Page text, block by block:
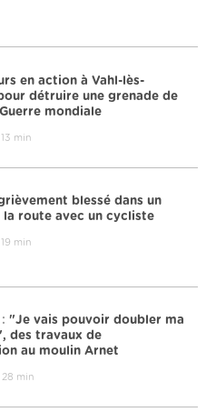
en action à Vahl-lès-
détruire une grenade de
mondiale
min
blessé dans un
la route avec un cycliste
min
"Je vais pouvoir doubler ma
des travaux de
au moulin Arnet
28 min